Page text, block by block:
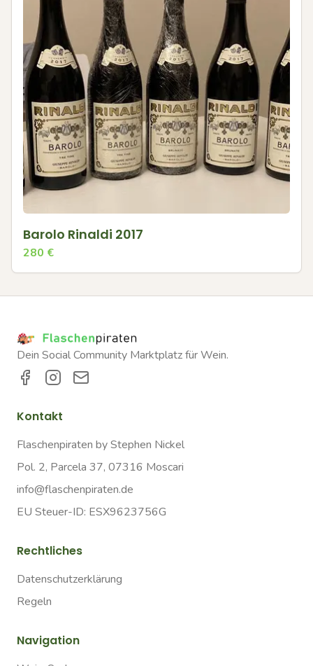
Barolo Rinaldi 2017
280 €
Dein Social Community Marktplatz für Wein.
Kontakt
Flaschenpiraten by Stephen Nickel
Pol. 2, Parcela 37, 07316 Moscari
info@flaschenpiraten.de
EU Steuer-ID: ESX9623756G
Rechtliches
Datenschutzerklärung
Regeln
Navigation